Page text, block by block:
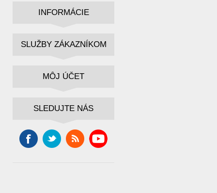
INFORMÁCIE
SLUŽBY ZÁKAZNÍKOM
MÔJ ÚČET
SLEDUJTE NÁS